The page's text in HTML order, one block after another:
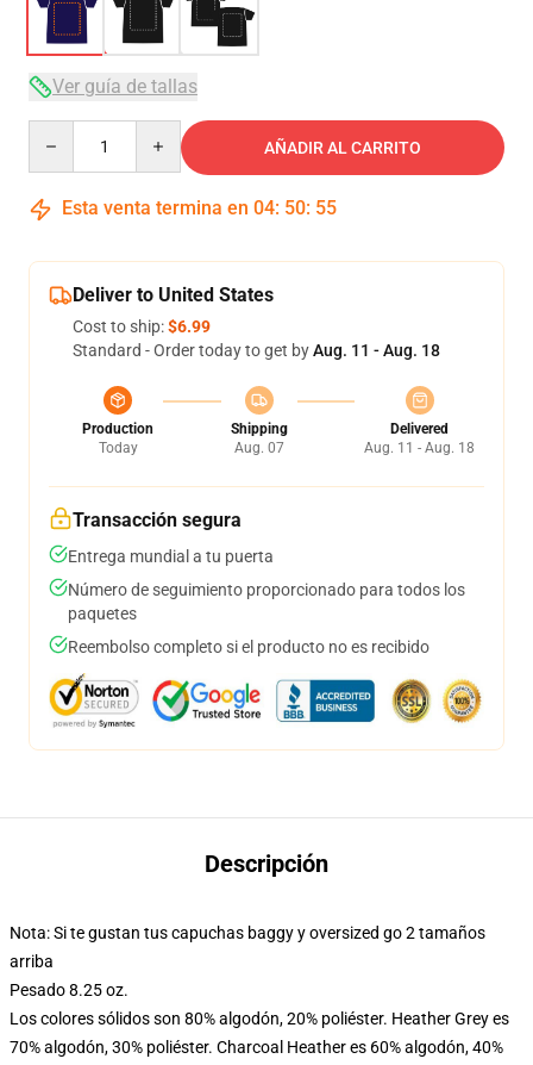
Ver guía de tallas
AÑADIR AL CARRITO
Esta venta termina en 04: 50: 54
Deliver to United States
Cost to ship:$6.99
Standard - Order today to get byAug. 11 - Aug. 18
Production
Today
Shipping
Aug. 07
Delivered
Aug. 11 - Aug. 18
Transacción segura
Entrega mundial a tu puerta
Número de seguimiento proporcionado para todos los
paquetes
Reembolso completo si el producto no es recibido
Descripción
Nota: Si te gustan tus capuchas baggy y oversized go 2 tamaños
arriba
Pesado 8.25 oz.
Los colores sólidos son 80% algodón, 20% poliéster. Heather Grey es
70% algodón, 30% poliéster. Charcoal Heather es 60% algodón, 40%